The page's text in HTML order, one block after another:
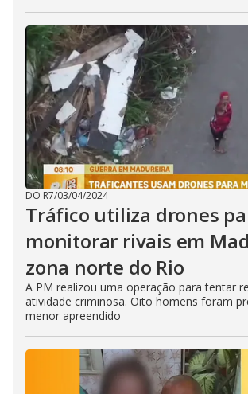
DO R7/03/04/2024
Tráfico utiliza drones
monitorar rivais em
zona norte do Rio
A PM realizou uma operação para tentar
atividade criminosa. Oito homens foram
menor apreendido